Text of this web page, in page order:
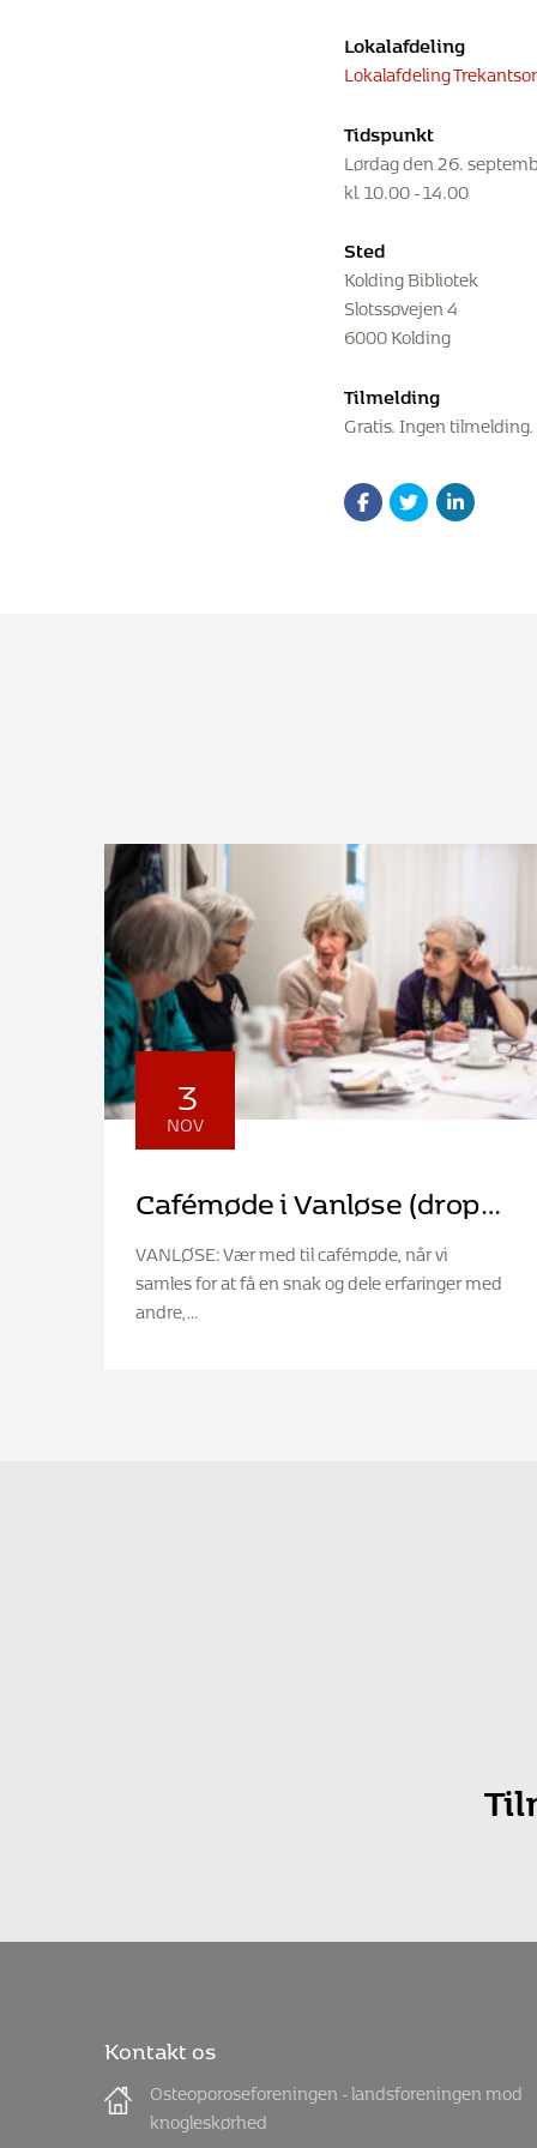
Lokalafdeling
Lokalafdeling
Tidspunkt
Lørdag den 26.
kl. 10.00 - 14.00
Sted
Kolding Bibliotek
Slotssøvejen 4
6000 Kolding
Tilmelding
Gratis. Ingen tilmelding.
3
NOV
Cafémøde i Vanløse (drop-
VANLØSE: Vær med til cafémøde, når vi
samles for at få en snak og dele erfaringer med
andre,…
Kontakt os
Osteoporoseforeningen - landsforeningen mod
knogleskørhed